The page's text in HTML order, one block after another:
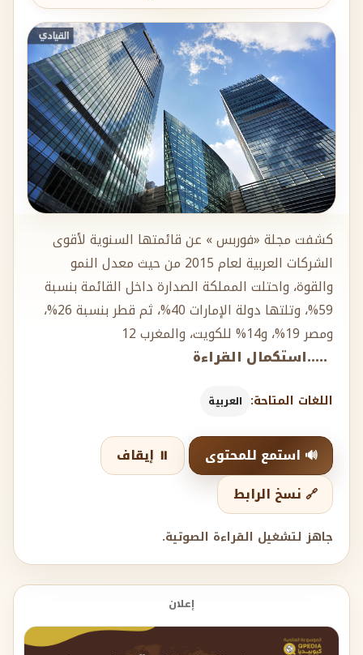
كشفت مجلة «فوربس » عن قائمتها السنوية لأقوى
الشركات العربية لعام 2015 من حيث معدل النمو
والقوة، واحتلت المملكة الصدارة داخل القائمة بنسبة
59%، وتلتها دولة الإمارات 40%، ثم قطر بنسبة 26%،
ومصر 19%، و14% للكويت، والمغرب 12
.....استكمال القراءة
اللغات المتاحة: العربية
🔊 استمع للمحتوى
⏸️ إيقاف
🔗 نسخ الرابط
جاهز لتشغيل القراءة الصوتية.
إعلان